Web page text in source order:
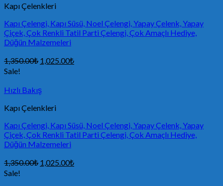
Kapı Çelenkleri
Kapı Çelengi, Kapı Süsü, Noel Çelengi, Yapay Çelenk, Yapay
Çiçek, Çok Renkli Tatil Parti Çelengi, Çok Amaçlı Hediye,
Düğün Malzemeleri
1,350.00₺ 1,025.00₺
Sale!
Hızlı Bakış
Kapı Çelenkleri
Kapı Çelengi, Kapı Süsü, Noel Çelengi, Yapay Çelenk, Yapay
Çiçek, Çok Renkli Tatil Parti Çelengi, Çok Amaçlı Hediye,
Düğün Malzemeleri
1,350.00₺ 1,025.00₺
Sale!